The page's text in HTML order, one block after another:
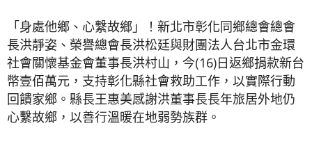
「身處他鄉、心繫故鄉」！新北市彰化同鄉總會總會
長洪靜姿、榮譽總會長洪松廷與財團法人台北市金環
社會關懷基金會董事長洪村山，今(16)日返鄉捐款新台
幣壹佰萬元，支持彰化縣社會救助工作，以實際行動
回饋家鄉。縣長王惠美感謝洪董事長長年旅居外地仍
心繫故鄉，以善行溫暖在地弱勢族群。